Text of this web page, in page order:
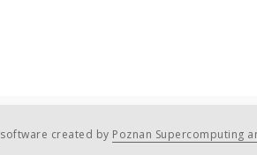
software created by Poznan Supercomputing